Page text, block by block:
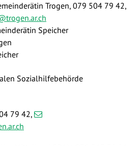
Trogen,079 504 79 42,
Speicher
Sozialhilfebehörde
79 42,